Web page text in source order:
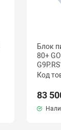
Блок
80+
Код
83